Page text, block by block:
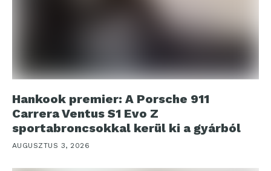
Hankook premier: A Porsche 911
Carrera Ventus S1 Evo Z
sportabroncsokkal kerül ki a gyárból
AUGUSZTUS 3, 2026